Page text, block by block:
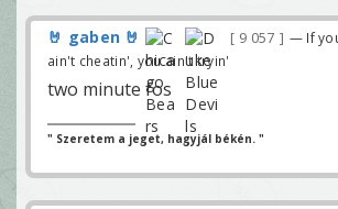
🤘 gaben 🤘 9 057
— If
ain't cheatin', you ain't tryin'
two minute fos
" Szeretem a jeget, hagyjál békén. "